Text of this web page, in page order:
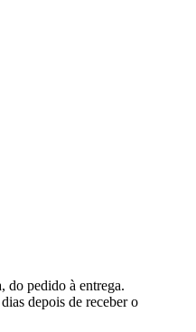
do pedido à entrega.
depois de receber o